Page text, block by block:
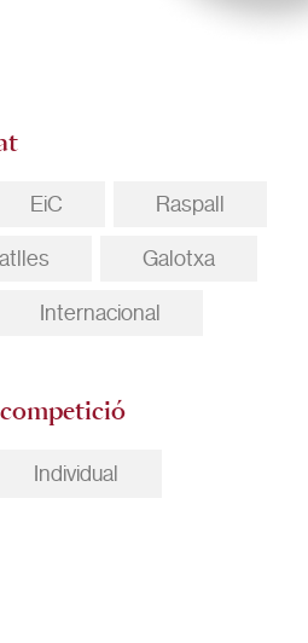
EiC Raspall
Galotxa
Internacional
Individual